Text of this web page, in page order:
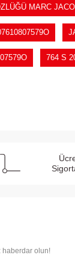
MARC
764 S
haberdar olun!